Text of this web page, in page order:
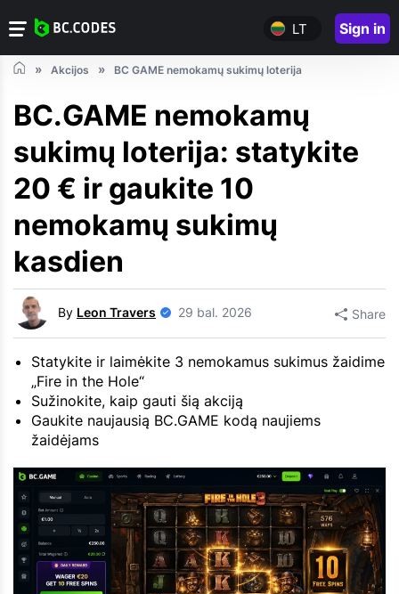
LT Sign in
Akcijos BC GAME nemokamų sukimų loterija
BC.GAME nemokamų
sukimų loterija: statykite
20 € ir gaukite 10
nemokamų sukimų
kasdien
By Leon Travers 29 bal. 2026 Share
Statykite ir laimėkite 3 nemokamus sukimus žaidime
„Fire in the Hole“
Sužinokite, kaip gauti šią akciją
Gaukite naujausią BC.GAME kodą naujiems
žaidėjams